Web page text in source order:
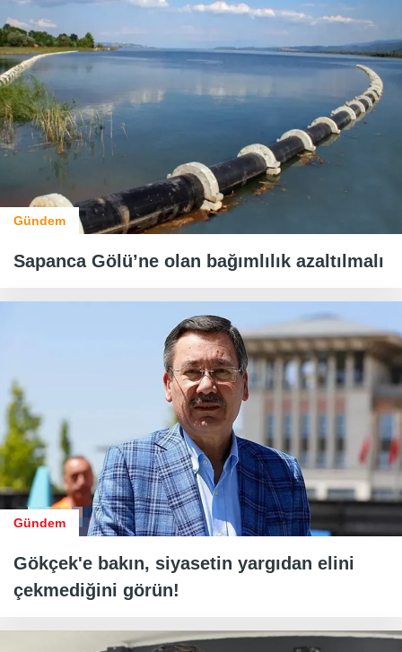
Gündem
Sapanca Gölü’ne olan bağımlılık azaltılmalı
Gündem
Gökçek'e bakın, siyasetin yargıdan elini
çekmediğini görün!